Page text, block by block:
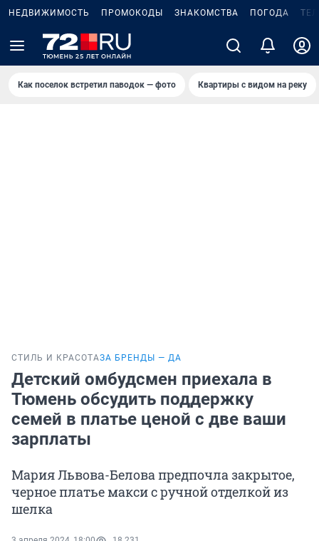
НЕДВИЖИМОСТЬ ПРОМОКОДЫ ЗНАКОМСТВА ПОГОДА
Как поселок встретил паводок — фото Квартиры с видом на реку
СТИЛЬ И КРАСОТАЗА БРЕНДЫ — ДА
Детский омбудсмен приехала в
Тюмень обсудить поддержку
семей в платье ценой с две ваши
зарплаты
Мария Львова-Белова предпочла закрытое,
черное платье макси с ручной отделкой из
шелка